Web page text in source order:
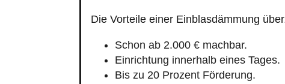
Einrichtung innerhalb eines Tages.
Bis zu 20 Prozent Förderung.
Die Gebäudefassade bleibt erhalten.